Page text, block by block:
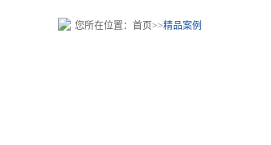
您所在位置： 首页>>精品案例